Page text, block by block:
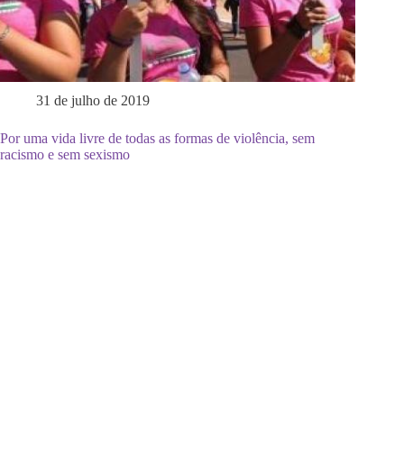
31 de julho de 2019
Por uma vida livre de todas as formas de violência, sem
racismo e sem sexismo